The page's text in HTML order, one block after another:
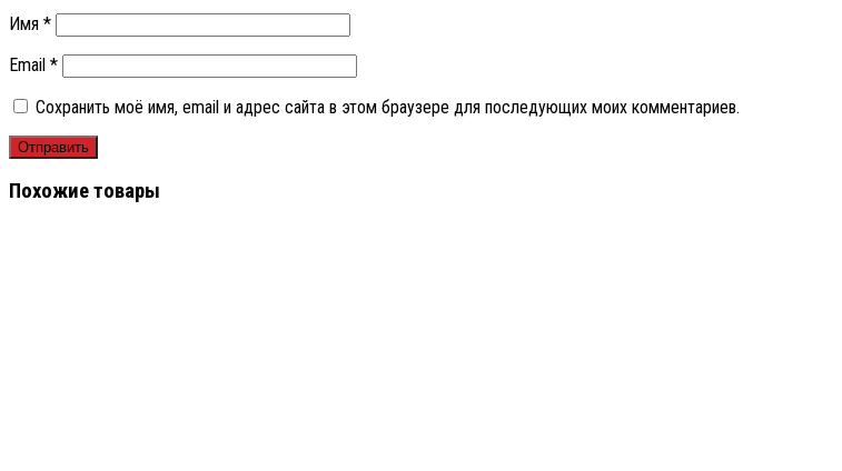
Имя *
Email *
Сохранить моё имя, email и адрес сайта в этом браузере для последующих моих комментариев.
Похожие товары